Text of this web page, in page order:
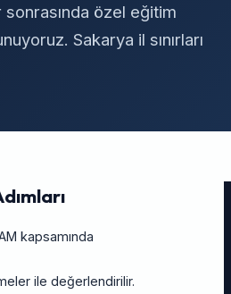
özel eğitim
Sakarya il sınırları
kapsamında
ile değerlendirilir.